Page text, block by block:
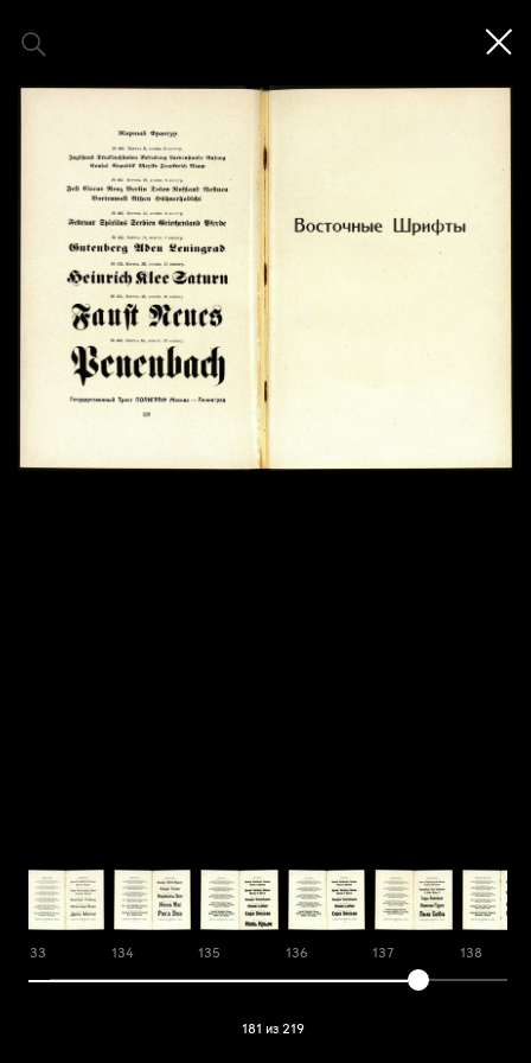
133 134 135 136 137 138
181 из 219